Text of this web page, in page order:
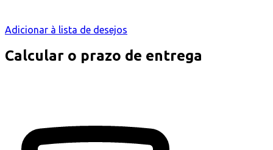
Adicionar à lista de desejos
Calcular o prazo de entrega